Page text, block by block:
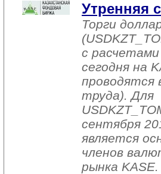
Утренняя
Торги
с
сегодня на
проводятся
труда). Для
сентября
является
членов
рынка KASE.